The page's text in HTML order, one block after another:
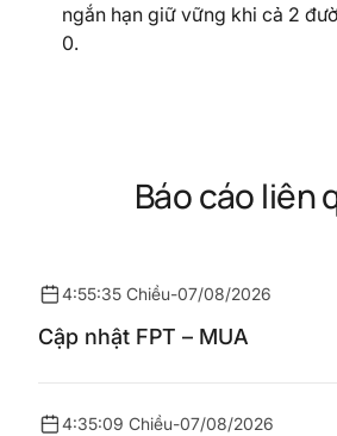
ngắn hạn giữ vững khi cả 2
0.
Báo cáo liên
4:55:35 Chiều-07/08/2026
Cập nhật FPT – MUA
4:35:09 Chiều-07/08/2026